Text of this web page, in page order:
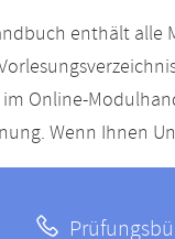
enthält alle
im Online-
Wenn Ihnen